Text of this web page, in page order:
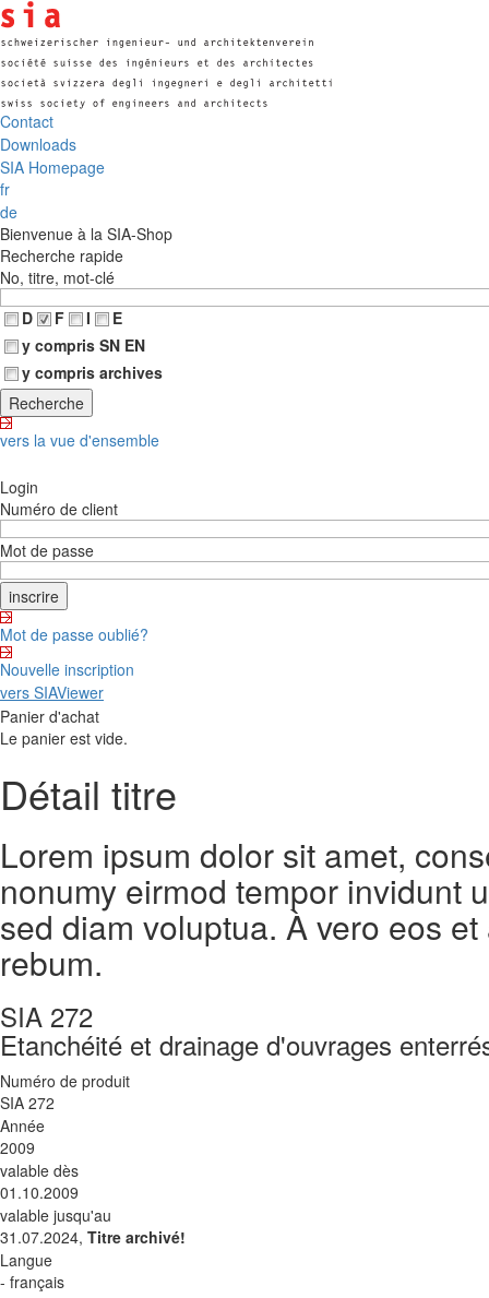
Contact
Downloads
SIA Homepage
fr
de
Bienvenue à la SIA-Shop
Recherche rapide
No, titre, mot-clé
D
F I
E
y compris SN EN
y compris archives
vers la vue d'ensemble
Login
Numéro de client
Mot de passe
Mot de passe oublié?
Nouvelle inscription
vers SIAViewer
Panier d'achat
Le panier est vide.
Détail titre
Lorem ipsum dolor sit amet,
nonumy eirmod tempor invidunt
sed diam voluptua. À vero eos
rebum.
SIA 272
Etanchéité et drainage d'ouvrages
Numéro de produit
SIA 272
Année
2009
valable dès
01.10.2009
valable jusqu'au
31.07.2024, Titre archivé!
Langue
- français